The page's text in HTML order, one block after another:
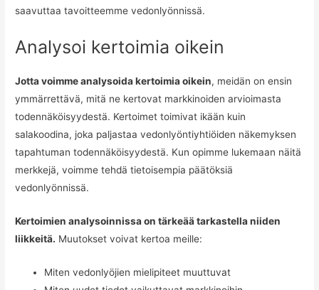
saavuttaa tavoitteemme vedonlyönnissä.
Analysoi kertoimia oikein
Jotta voimme analysoida kertoimia oikein, meidän on ensin
ymmärrettävä, mitä ne kertovat markkinoiden arvioimasta
todennäköisyydestä. Kertoimet toimivat ikään kuin
salakoodina, joka paljastaa vedonlyöntiyhtiöiden näkemyksen
tapahtuman todennäköisyydestä. Kun opimme lukemaan näitä
merkkejä, voimme tehdä tietoisempia päätöksiä
vedonlyönnissä.
Kertoimien analysoinnissa on tärkeää tarkastella niiden
liikkeitä. Muutokset voivat kertoa meille:
Miten vedonlyöjien mielipiteet muuttuvat